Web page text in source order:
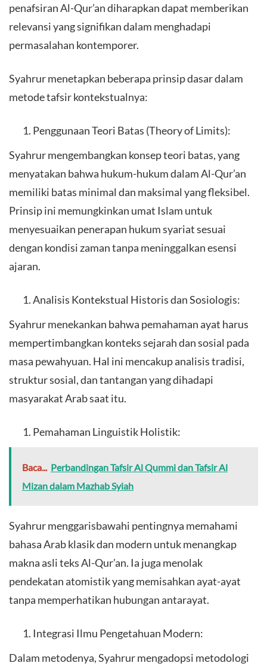
penafsiran Al-Qur’an diharapkan dapat memberikan
relevansi yang signifikan dalam menghadapi
permasalahan kontemporer.
Syahrur menetapkan beberapa prinsip dasar dalam
metode tafsir kontekstualnya:
Penggunaan Teori Batas (Theory of Limits):
Syahrur mengembangkan konsep teori batas, yang
menyatakan bahwa hukum-hukum dalam Al-Qur’an
memiliki batas minimal dan maksimal yang fleksibel.
Prinsip ini memungkinkan umat Islam untuk
menyesuaikan penerapan hukum syariat sesuai
dengan kondisi zaman tanpa meninggalkan esensi
ajaran.
Analisis Kontekstual Historis dan Sosiologis:
Syahrur menekankan bahwa pemahaman ayat harus
mempertimbangkan konteks sejarah dan sosial pada
masa pewahyuan. Hal ini mencakup analisis tradisi,
struktur sosial, dan tantangan yang dihadapi
masyarakat Arab saat itu.
Pemahaman Linguistik Holistik:
Baca... Perbandingan Tafsir Al Qummi dan Tafsir Al
Mizan dalam Mazhab Syiah
Syahrur menggarisbawahi pentingnya memahami
bahasa Arab klasik dan modern untuk menangkap
makna asli teks Al-Qur’an. Ia juga menolak
pendekatan atomistik yang memisahkan ayat-ayat
tanpa memperhatikan hubungan antarayat.
Integrasi Ilmu Pengetahuan Modern:
Dalam metodenya, Syahrur mengadopsi metodologi